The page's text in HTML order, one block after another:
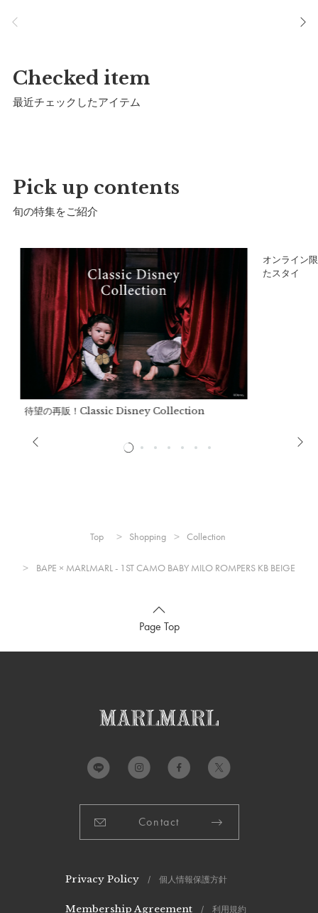
【A BATHING APE®】
原宿からスタートした、ジャパニーズストリートウエアの先駆
的ブランド。ABC CAMOやBABY MILO®など、独自のアイコ
A BATHING APE®オリジナルパッケージでお届けい
たします。
サイズ(70cm)
17cm
21cm
遅れる可能性があるため、あらかじめご了承ください。
Checked item
最近チェックしたアイテム
Pick up contents
旬の特集をご紹介
待望の再販！Classic Disney Collection
オンライン
たスタイ
Top Shopping Collection
BAPE × MARLMARL - 1ST CAMO BABY MILO ROMPERS KB BEIGE
Page Top
Contact
Privacy Policy / 個人情報保護方針
Membership Agreement / 利用規約